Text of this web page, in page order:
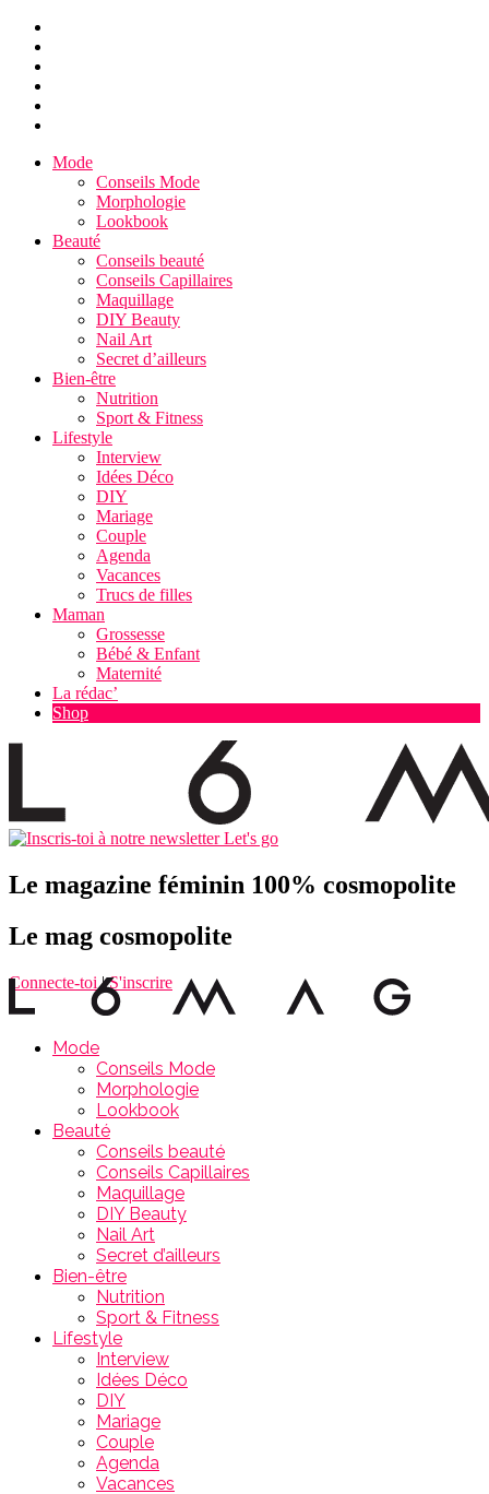
Mode
Conseils Mode
Morphologie
Lookbook
Beauté
Conseils beauté
Conseils Capillaires
Maquillage
DIY Beauty
Nail Art
Secret d’ailleurs
Bien-être
Nutrition
Sport & Fitness
Lifestyle
Interview
Idées Déco
DIY
Mariage
Couple
Agenda
Vacances
Trucs de filles
Maman
Grossesse
Bébé & Enfant
Maternité
La rédac’
Shop
Let's go
Le magazine féminin 100% cosmopolite
Le mag cosmopolite
Connecte-toi|S'inscrire
Mode
Conseils Mode
Morphologie
Lookbook
Beauté
Conseils beauté
Conseils Capillaires
Maquillage
DIY Beauty
Nail Art
Secret d’ailleurs
Bien-être
Nutrition
Sport & Fitness
Lifestyle
Interview
Idées Déco
DIY
Mariage
Couple
Agenda
Vacances